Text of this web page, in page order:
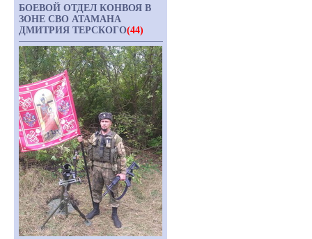
БОЕВОЙ ОТДЕЛ КОНВОЯ В
ЗОНЕ СВО АТАМАНА
ДМИТРИЯ ТЕРСКОГО(44)